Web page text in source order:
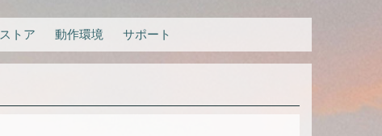
ストア 動作環境 サポート